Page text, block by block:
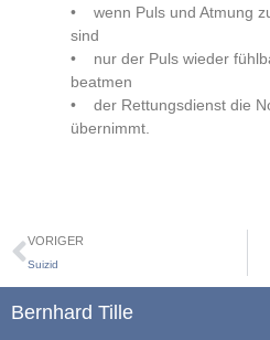
• wenn Puls und Atmung
sind
• nur der Puls wieder
beatmen
• der Rettungsdienst die
übernimmt.
VORIGER
Suizid
Bernhard Tille